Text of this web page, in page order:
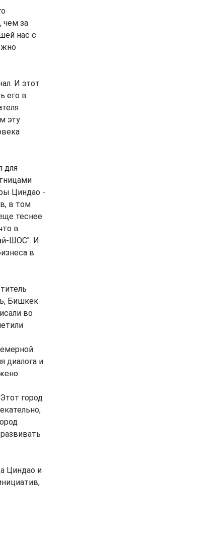
чем за
нас с
И этот
его в
эту
для
Циндао -
в том
теснее
в
ШОС". И
в
Бишкек
во
диалога и
город
Циндао и